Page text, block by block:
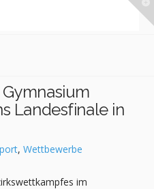
Landesfinale in
, Wettbewerbe
im